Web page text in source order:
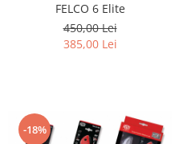
FELCO 6 Elite
450,00 Lei
385,00 Lei
-18%